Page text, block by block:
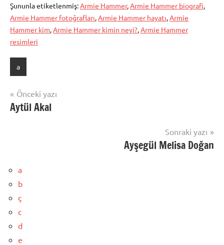
Şununla etiketlenmiş:Armie Hammer,Armie Hammer biografi,
Armie Hammer fotoğrafları,Armie Hammer hayatı,Armie
Hammer kim,Armie Hammer kimin neyi?,Armie Hammer
resimleri
a
Yazı
gezinmesi
Önceki yazı
Aytül Akal
Sonraki yazı
Ayşegül Melisa Doğan
a
b
ç
c
d
e